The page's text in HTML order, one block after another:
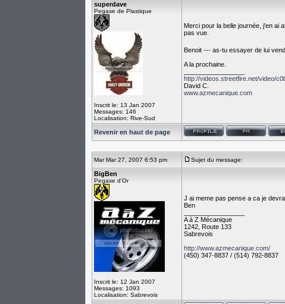
superdave
Pegase de Plastique
Inscrit le: 13 Jan 2007
Messages: 146
Localisation: Rive-Sud
Merci pour la belle journée, j'en ai
pas vue.
Benoit --- as-tu essayer de lui
A la prochaine.
http://videos.streetfire.net/video/
David C.
www.azmecanique.com
Revenir en haut de page
Mar Mar 27, 2007 6:53 pm Sujet du message:
BigBen
Pegase d'Or
Inscrit le: 12 Jan 2007
Messages: 1093
Localisation: Sabrevois
J ai meme pas pense a ca je
Ben
A à Z Mécanique
1242, Route 133
Sabrevois
http://www.azmecanique.com/
(450) 347-8837 / (514) 792-8837